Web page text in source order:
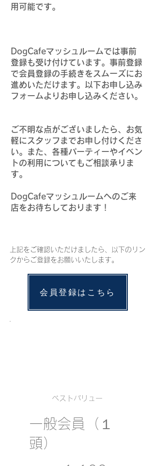
用可能です。
DogCafeマッシュルームでは事前
登録も受け付けています。事前登録
で会員登録の手続きをスムーズにお
進めいただけます。以下お申し込み
フォームよりお申し込みください。
ご不明な点がございましたら、お気
軽にスタッフまでお申し付けくださ
い。また、各種パーティーやイベン
トの利用についてもご相談承りま
す。
DogCafeマッシュルームへのご来
店をお待ちしております！
​上記をご確認いただけましたら、以下のリン
クからご登録をお願いいたします。
会員登録はこちら
ベストバリュー
一般会員（１
頭）